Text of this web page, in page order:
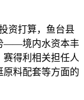
资打算，鱼台县
——境内水资本丰
得利相关担任人
原料配套等方面的